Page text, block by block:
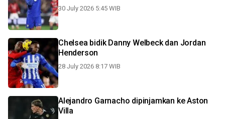
30 July 2026 5:45 WIB
Chelsea bidik Danny Welbeck dan Jordan
Henderson
28 July 2026 8:17 WIB
Alejandro Garnacho dipinjamkan ke Aston
Villa